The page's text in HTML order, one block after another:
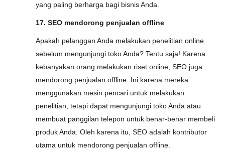
yang paling berharga bagi bisnis Anda.
17. SEO mendorong penjualan offline
Apakah pelanggan Anda melakukan penelitian online
sebelum mengunjungi toko Anda? Tentu saja! Karena
kebanyakan orang melakukan riset online, SEO juga
mendorong penjualan offline. Ini karena mereka
menggunakan mesin pencari untuk melakukan
penelitian, tetapi dapat mengunjungi toko Anda atau
membuat panggilan telepon untuk benar-benar membeli
produk Anda. Oleh karena itu, SEO adalah kontributor
utama untuk mendorong penjualan offline.